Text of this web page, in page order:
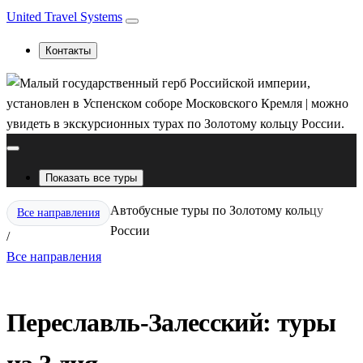
United Travel Systems
Контакты
Показать все туры
Все направления
/
Автобусные туры по Золотому кольцу
России
Все направления
Переславль-Залесский: туры